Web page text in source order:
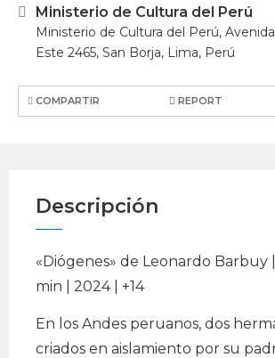
Ministerio de Cultura del Perú
Ministerio de Cultura del Perú,
Este 2465, San Borja, Lima, Perú
COMPARTIR REPORT
Descripción
«Diógenes» de Leonardo Barbuy
min | 2024 | +14
En los Andes peruanos, dos
criados en aislamiento por su